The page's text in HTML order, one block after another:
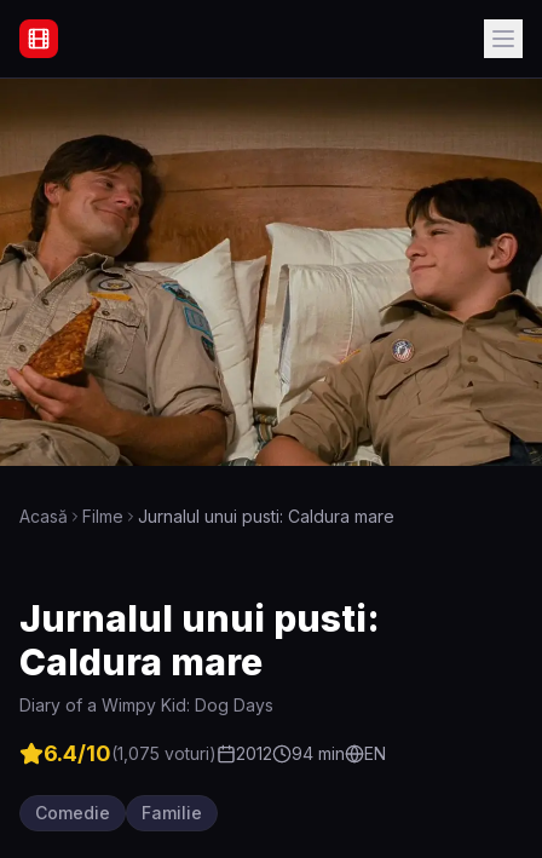
Filme Online Subtitrate - Acasă
Acasă Filme Jurnalul unui pusti: Caldura mare
Jurnalul unui pusti:
Caldura mare
Diary of a Wimpy Kid: Dog Days
6.4/10(1,075 voturi) 2012 94 min EN
Comedie Familie